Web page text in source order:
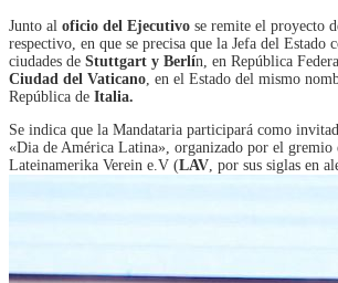
Junto al oficio del Ejecutivo se remite el proyecto
respectivo, en que se precisa que la Jefa del Estado
ciudades de Stuttgart y Berlín, en República
Ciudad del Vaticano, en el Estado del mismo
República de Italia.
Se indica que la Mandataria participará como
«Dia de América Latina», organizado por el gremio
Lateinamerika Verein e.V (LAV, por sus siglas en